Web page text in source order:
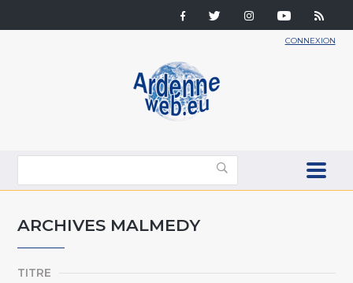
CONNEXION
ARCHIVES MALMEDY
TITRE